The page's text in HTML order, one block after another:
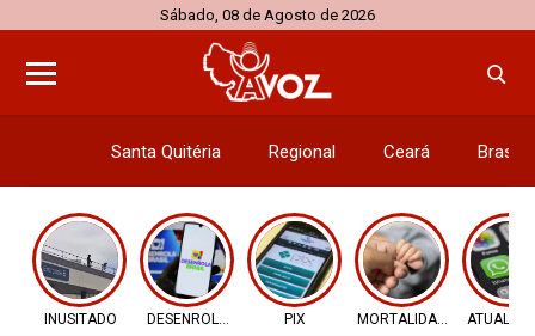
Sábado, 08 de Agosto de 2026
Santa Quitéria Regional Ceará Brasil
INUSITADO DESENROLA 2.0 PIX MORTALIDADE INFANTIL